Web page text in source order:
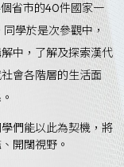
省市的40件國家一
學於是次參觀中，
中，了解及探索漢代
會各階層的生活面
們能以此為契機，將
開闊視野。